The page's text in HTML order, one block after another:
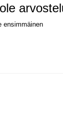
ensimmäinen